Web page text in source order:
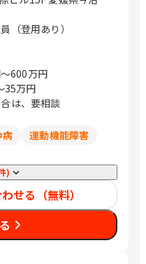
野県松本市渚二丁目4
阜県岐阜市市橋3丁目4
市駿河区稲川二丁目1-
ビル6F） 愛知県名古
（ナディアパークビ
ル16F） 愛知県名古屋
ナディアパークビジ
16F） 愛知県豊橋市曙
命・三井住友海上岡崎
草津市渋川1丁目3番4
1階） 滋賀県彦根市大
上野第Ⅶビル 3階） 京
烏丸通御池下る梅屋町
ネックス御池ビル西館
山市厚東町2 京都府木
6－4 （総合住宅研究所
一番町ビル8F （変更
（登用あり）
600万円
35万円
は、要相談
病
運動機能障害
)
せる（無料）